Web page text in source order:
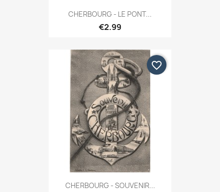
CHERBOURG - LE PONT...
€2.99
CHERBOURG - SOUVENIR...
favorite_border